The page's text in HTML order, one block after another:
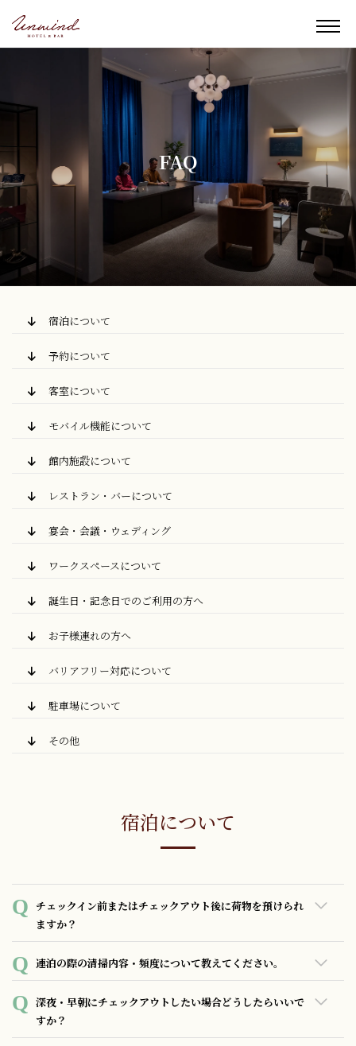
FAQ
宿泊について
予約について
客室について
モバイル機能について
館内施設について
レストラン・バーについて
宴会・会議・ウェディング
ワークスペースについて
誕生日・記念日でのご利用の方へ
お子様連れの方へ
バリアフリー対応について
駐車場について
その他
宿泊について
チェックイン前またはチェックアウト後に荷物を預けられ
ますか？
貴重品や壊れやすいものを除き、基本的にはチェックインの
お日にちの朝7時からチェックアウト日の23時までお預かり可
能です。その他にお預かり希望の日時等あれば柔軟に対応致
しますのでホテルまでお問合せ下さい。
連泊の際の清掃内容・頻度について教えてください。
10時～14時の間で順番に行っております。 連泊される場合は
簡易清掃にて、ゴミ回収、アメニティ類の交換、シーツやカ
バーなどのリネン類の整えのみ実施しております。リネン類
深夜・早朝にチェックアウトしたい場合どうしたらいいで
すか？